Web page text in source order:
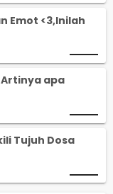
Emot <3,Inilah
Artinya apa
Tujuh Dosa